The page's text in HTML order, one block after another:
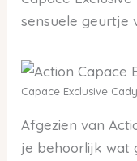
sensuele geurtje
Capace Exclusive Cady
Afgezien van
je behoorlijk wat